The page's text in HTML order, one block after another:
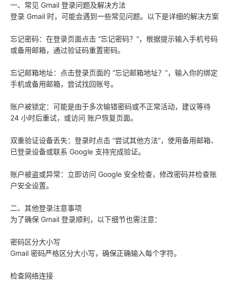
一、常见 Gmail 登录问题及解决方法
登录 Gmail 时，可能会遇到一些常见问题。以下是详细的解决方案
忘记密码：在登录页面点击 “忘记密码？”，根据提示输入手机号码
或备用邮箱，通过验证码重置密码。
忘记邮箱地址：点击登录页面的 “忘记邮箱地址？”，输入你的绑定
手机或备用邮箱，尝试找回账号。
账户被锁定：可能是由于多次输错密码或不正常活动，建议等待
24 小时后重试，或访问 账户恢复页面。
双重验证设备丢失：登录时点击 “尝试其他方法”，使用备用邮箱、
已登录设备或联系 Google 支持完成验证。
账户被盗或异常：立即访问 Google 安全检查，修改密码并检查账
户安全设置。
二、其他登录注意事项
为了确保 Gmail 登录顺利，以下细节也需注意：
密码区分大小写
Gmail 密码严格区分大小写，确保正确输入每个字符。
检查网络连接